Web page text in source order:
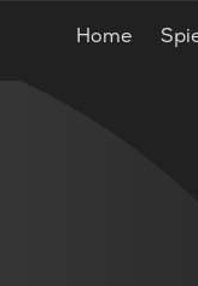
Home